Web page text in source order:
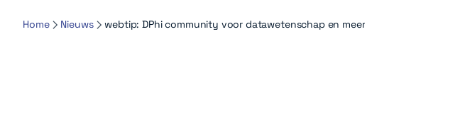
Home Nieuws webtip: DPhi community voor datawetenschap en meer